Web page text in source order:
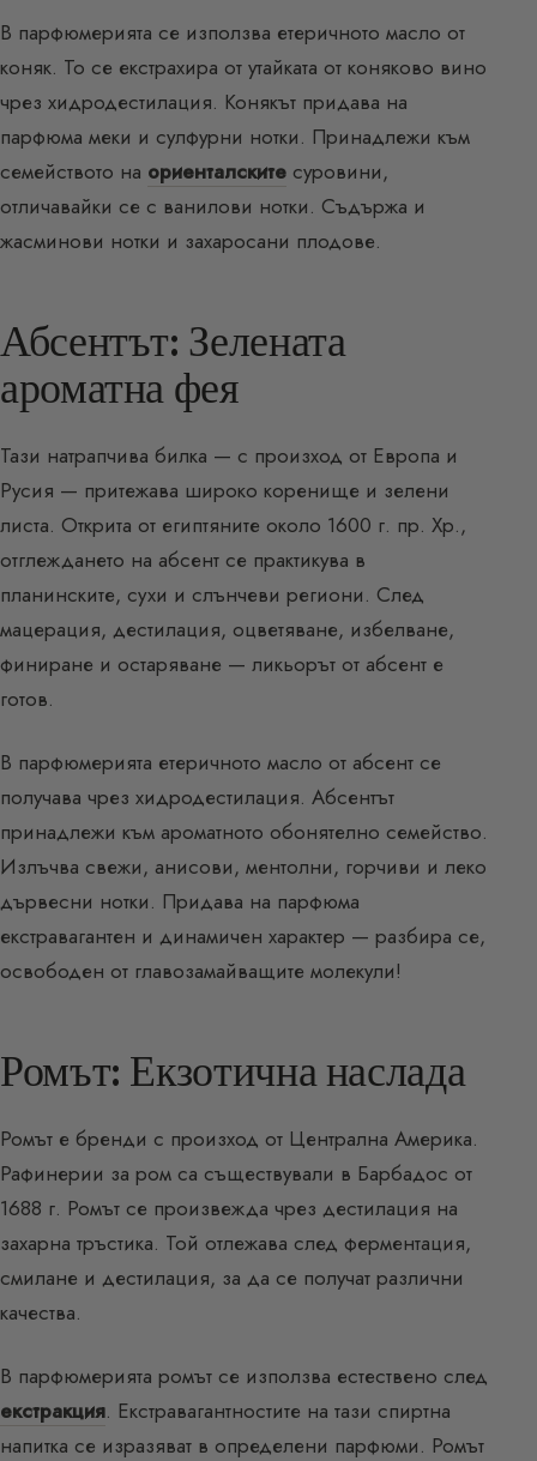
В парфюмерията се използва етеричното масло от
коняк. То се екстрахира от утайката от коняково вино
чрез хидродестилация. Конякът придава на
парфюма меки и сулфурни нотки. Принадлежи към
семейството на ориенталските суровини,
отличавайки се с ванилови нотки. Съдържа и
жасминови нотки и захаросани плодове.
Абсентът: Зелената
ароматна фея
Тази натрапчива билка — с произход от Европа и
Русия — притежава широко коренище и зелени
листа. Открита от египтяните около 1600 г. пр. Хр.,
отглеждането на абсент се практикува в
планинските, сухи и слънчеви региони. След
мацерация, дестилация, оцветяване, избелване,
финиране и остаряване — ликьорът от абсент е
готов.
В парфюмерията етеричното масло от абсент се
получава чрез хидродестилация. Абсентът
принадлежи към ароматното обонятелно семейство.
Излъчва свежи, анисови, ментолни, горчиви и леко
дървесни нотки. Придава на парфюма
екстравагантен и динамичен характер — разбира се,
освободен от главозамайващите молекули!
Ромът: Екзотична наслада
Ромът е бренди с произход от Централна Америка.
Рафинерии за ром са съществували в Барбадос от
1688 г. Ромът се произвежда чрез дестилация на
захарна тръстика. Той отлежава след ферментация,
смилане и дестилация, за да се получат различни
качества.
В парфюмерията ромът се използва естествено след
екстракция. Екстравагантностите на тази спиртна
напитка се изразяват в определени парфюми. Ромът